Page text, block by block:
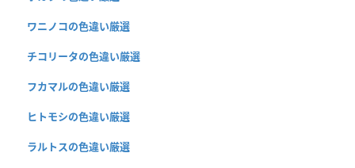
ワニノコの色違い厳選
チコリータの色違い厳選
フカマルの色違い厳選
ヒトモシの色違い厳選
ラルトスの色違い厳選